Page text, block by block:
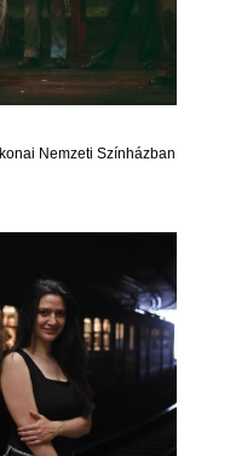
Nemzeti Színházban